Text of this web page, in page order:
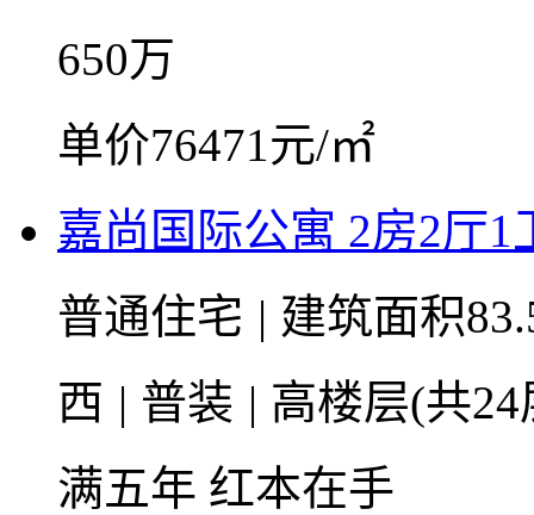
650万
单价76471元/㎡
嘉尚国际公寓 2房2厅1
普通住宅 | 建筑面积
西 | 普装 | 高楼层(共
满五年 红本在手